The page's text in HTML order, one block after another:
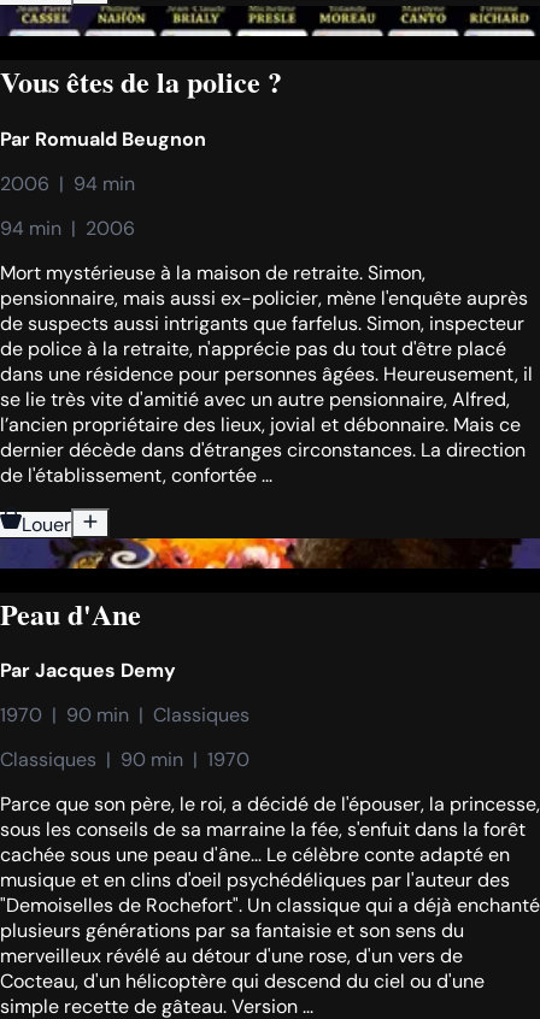
Vous êtes de la police ?
Par Romuald Beugnon
2006  |  94 min
94 min  |  2006
Mort mystérieuse à la maison de retraite. Simon,
pensionnaire, mais aussi ex-policier, mène l'enquête auprès
de suspects aussi intrigants que farfelus. Simon, inspecteur
de police à la retraite, n'apprécie pas du tout d'être placé
dans une résidence pour personnes âgées. Heureusement, il
se lie très vite d'amitié avec un autre pensionnaire, Alfred,
l’ancien propriétaire des lieux, jovial et débonnaire. Mais ce
dernier décède dans d'étranges circonstances. La direction
de l'établissement, confortée ...
Louer
Peau d'Ane
ParJacques Demy
1970  |  90 min  |  Classiques
Classiques  |  90 min  |  1970
Parce que son père, le roi, a décidé de l'épouser, la princesse,
sous les conseils de sa marraine la fée, s'enfuit dans la forêt
cachée sous une peau d'âne... Le célèbre conte adapté en
musique et en clins d'oeil psychédéliques par l'auteur des
"Demoiselles de Rochefort". Un classique qui a déjà enchanté
plusieurs générations par sa fantaisie et son sens du
merveilleux révélé au détour d'une rose, d'un vers de
Cocteau, d'un hélicoptère qui descend du ciel ou d'une
simple recette de gâteau. Version ...